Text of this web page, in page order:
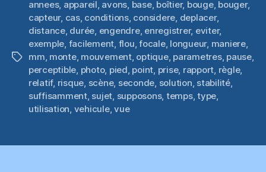
Étiquettes
annees, appareil avons base, boîtier, bouge, bouger,
capteur, cas, conditions, considere deplacer,
distance, durée engendre, enregistrer, eviter,
exemple facilement flou ,focale, longueur, maniere,
mm monte, mouvement, optique, parametres, pause,
perceptible photo, pied point prise, rapport règle,
relatif, risque scène, seconde solution stabilité,
suffisamment, sujet supposons, temps,type
utilisation vehicule,vue